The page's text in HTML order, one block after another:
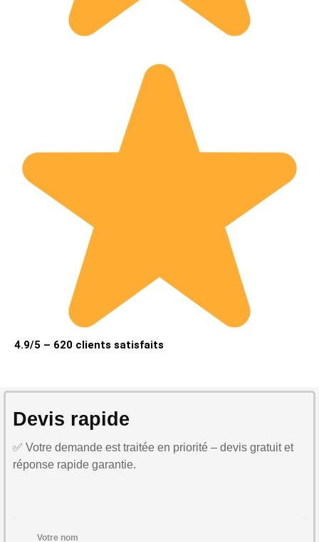
4.9/5 – 620 clients satisfaits
Devis rapide
✅ Votre demande est traitée en priorité – devis gratuit et
réponse rapide garantie.
Votre nom